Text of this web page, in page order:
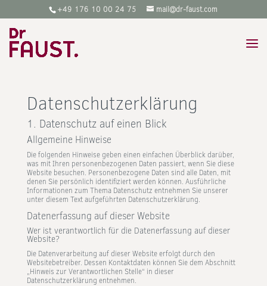
‭+49 176 10 00 24 75 mail@dr-faust.com
Datenschutz­erklärung
1. Datenschutz auf einen Blick
Allgemeine Hinweise
Die folgenden Hinweise geben einen einfachen Überblick darüber,
was mit Ihren personenbezogenen Daten passiert, wenn Sie diese
Website besuchen. Personenbezogene Daten sind alle Daten, mit
denen Sie persönlich identifiziert werden können. Ausführliche
Informationen zum Thema Datenschutz entnehmen Sie unserer
unter diesem Text aufgeführten Datenschutzerklärung.
Datenerfassung auf dieser Website
Wer ist verantwortlich für die Datenerfassung auf dieser
Website?
Die Datenverarbeitung auf dieser Website erfolgt durch den
Websitebetreiber. Dessen Kontaktdaten können Sie dem Abschnitt
„Hinweis zur Verantwortlichen Stelle“ in dieser
Datenschutzerklärung entnehmen.